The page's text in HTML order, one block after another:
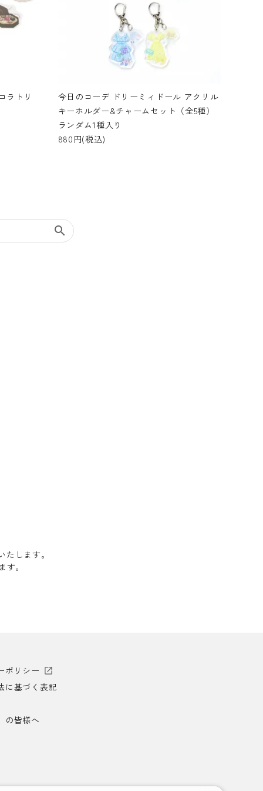
ラトリ
今日のコーデ ドリーミィドール アクリル
キーホルダー&チャームセット（全5種）
ランダム1種入り
880円(税込)
search
します。
。
ポリシー
に基づく表記
の皆様へ